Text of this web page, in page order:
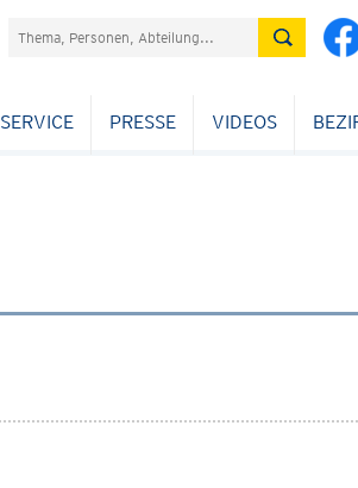
Suchefeld
SERVICE PRESSE VIDEOS